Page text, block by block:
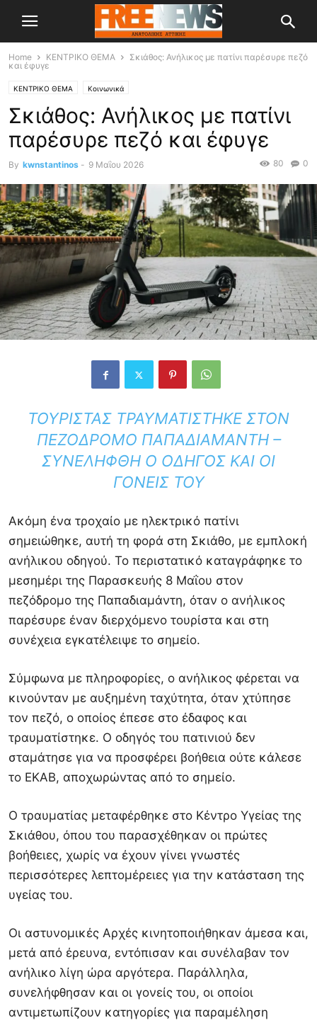
Home ΚΕΝΤΡΙΚΟ ΘΕΜΑ
Σκιάθος: Ανήλικος με πατίνι παρέσυρε πεζό
και έφυγε
ΚΕΝΤΡΙΚΟ ΘΕΜΑ Κοινωνικά
Σκιάθος: Ανήλικος με πατίνι
παρέσυρε πεζό και έφυγε
By kwnstantinos - 9 Μαΐου 2026 0
80
ΤΟΥΡΊΣΤΑΣ ΤΡΑΥΜΑΤΊΣΤΗΚΕ ΣΤΟΝ
ΠΕΖΌΔΡΟΜΟ ΠΑΠΑΔΙΑΜΆΝΤΗ –
ΣΥΝΕΛΉΦΘΗ Ο ΟΔΗΓΌΣ ΚΑΙ ΟΙ
ΓΟΝΕΊΣ ΤΟΥ
Ακόμη ένα τροχαίο με ηλεκτρικό πατίνι
σημειώθηκε, αυτή τη φορά στη Σκιάθο, με εμπλοκή
ανήλικου οδηγού. Το περιστατικό καταγράφηκε το
μεσημέρι της Παρασκευής 8 Μαΐου στον
πεζόδρομο της Παπαδιαμάντη, όταν ο ανήλικος
παρέσυρε έναν διερχόμενο τουρίστα και στη
συνέχεια εγκατέλειψε το σημείο.
Σύμφωνα με πληροφορίες, ο ανήλικος φέρεται να
κινούνταν με αυξημένη ταχύτητα, όταν χτύπησε
τον πεζό, ο οποίος έπεσε στο έδαφος και
τραυματίστηκε. Ο οδηγός του πατινιού δεν
σταμάτησε για να προσφέρει βοήθεια ούτε κάλεσε
το ΕΚΑΒ, αποχωρώντας από το σημείο.
Ο τραυματίας μεταφέρθηκε στο Κέντρο Υγείας της
Σκιάθου, όπου του παρασχέθηκαν οι πρώτες
βοήθειες, χωρίς να έχουν γίνει γνωστές
περισσότερες λεπτομέρειες για την κατάσταση της
υγείας του.
Οι αστυνομικές Αρχές κινητοποιήθηκαν άμεσα και,
μετά από έρευνα, εντόπισαν και συνέλαβαν τον
ανήλικο λίγη ώρα αργότερα. Παράλληλα,
συνελήφθησαν και οι γονείς του, οι οποίοι
αντιμετωπίζουν κατηγορίες για παραμέληση